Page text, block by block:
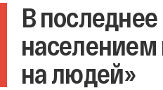
В
на людей»